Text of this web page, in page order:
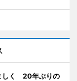
しく 20年ぶりの